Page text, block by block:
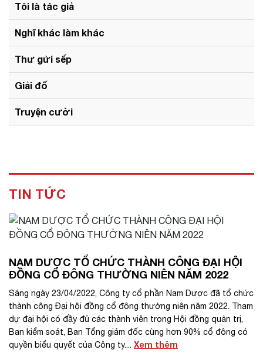
Tôi là tác giả
Nghĩ khác làm khác
Thư gửi sếp
Giải đố
Truyện cười
TIN TỨC
NAM DƯỢC TỔ CHỨC THÀNH CÔNG ĐẠI HỘI
ĐỒNG CỔ ĐÔNG THƯỜNG NIÊN NĂM 2022
Sáng ngày 23/04/2022, Công ty cổ phần Nam Dược đã tổ chức
thành công Đại hội đồng cổ đông thường niên năm 2022. Tham
dự đại hội có đầy đủ các thành viên trong Hội đồng quản trị,
Ban kiểm soát, Ban Tổng giám đốc cùng hơn 90% cổ đông có
quyền biểu quyết của Công ty.... Xem thêm